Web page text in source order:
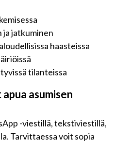
ja jatkuminen
haasteissa
tilanteissa
asumisen
-viestillä, tekstiviestillä,
Tarvittaessa voit sopia